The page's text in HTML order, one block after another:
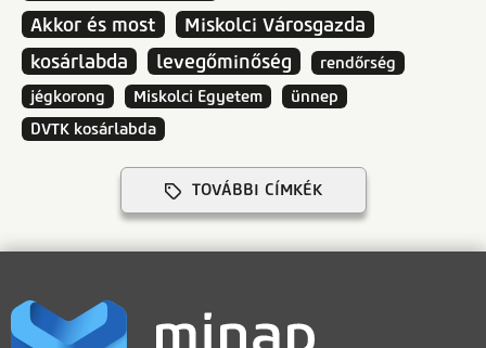
Akkor és most
Miskolci Városgazda
kosárlabda
levegőminőség
rendőrség
jégkorong
Miskolci Egyetem
ünnep
DVTK kosárlabda
TOVÁBBI CÍMKÉK